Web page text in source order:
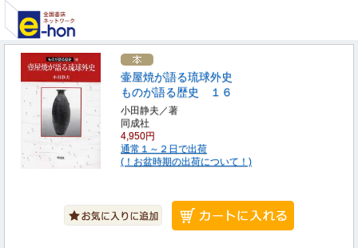
壷屋焼が語る琉球外史
ものが語る歴史 １６
小田静夫／著
同成社
4,950円
通常１～２日で出荷
(！お盆時期の出荷について！)